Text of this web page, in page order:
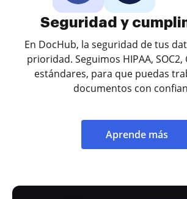
Seguridad y
En DocHub, la seguridad de tus
prioridad. Seguimos HIPAA, SOC2,
estándares, para que puedas
documentos con
Aprende más